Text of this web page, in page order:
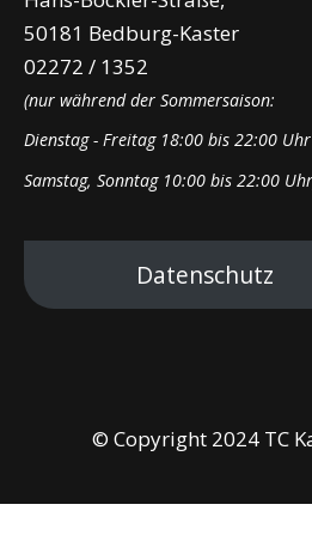
50181 Bedburg-Kaster
02272 / 1352
(nur während der Sommersaison:
Dienstag - Freitag 18:00 bis 22:00 Uhr
Samstag, Sonntag 10:00 bis 22:00
Datenschutz
© Copyright 2024 TC